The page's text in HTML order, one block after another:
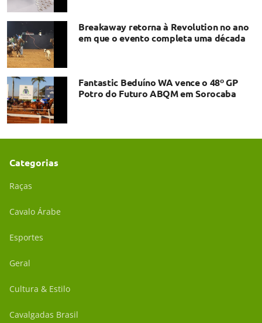
Breakaway retorna à Revolution no ano
em que o evento completa uma década
Fantastic Beduíno WA vence o 48º GP
Potro do Futuro ABQM em Sorocaba
Categorias
Raças
Cavalo Árabe
Esportes
Geral
Cultura & Estilo
Cavalgadas Brasil